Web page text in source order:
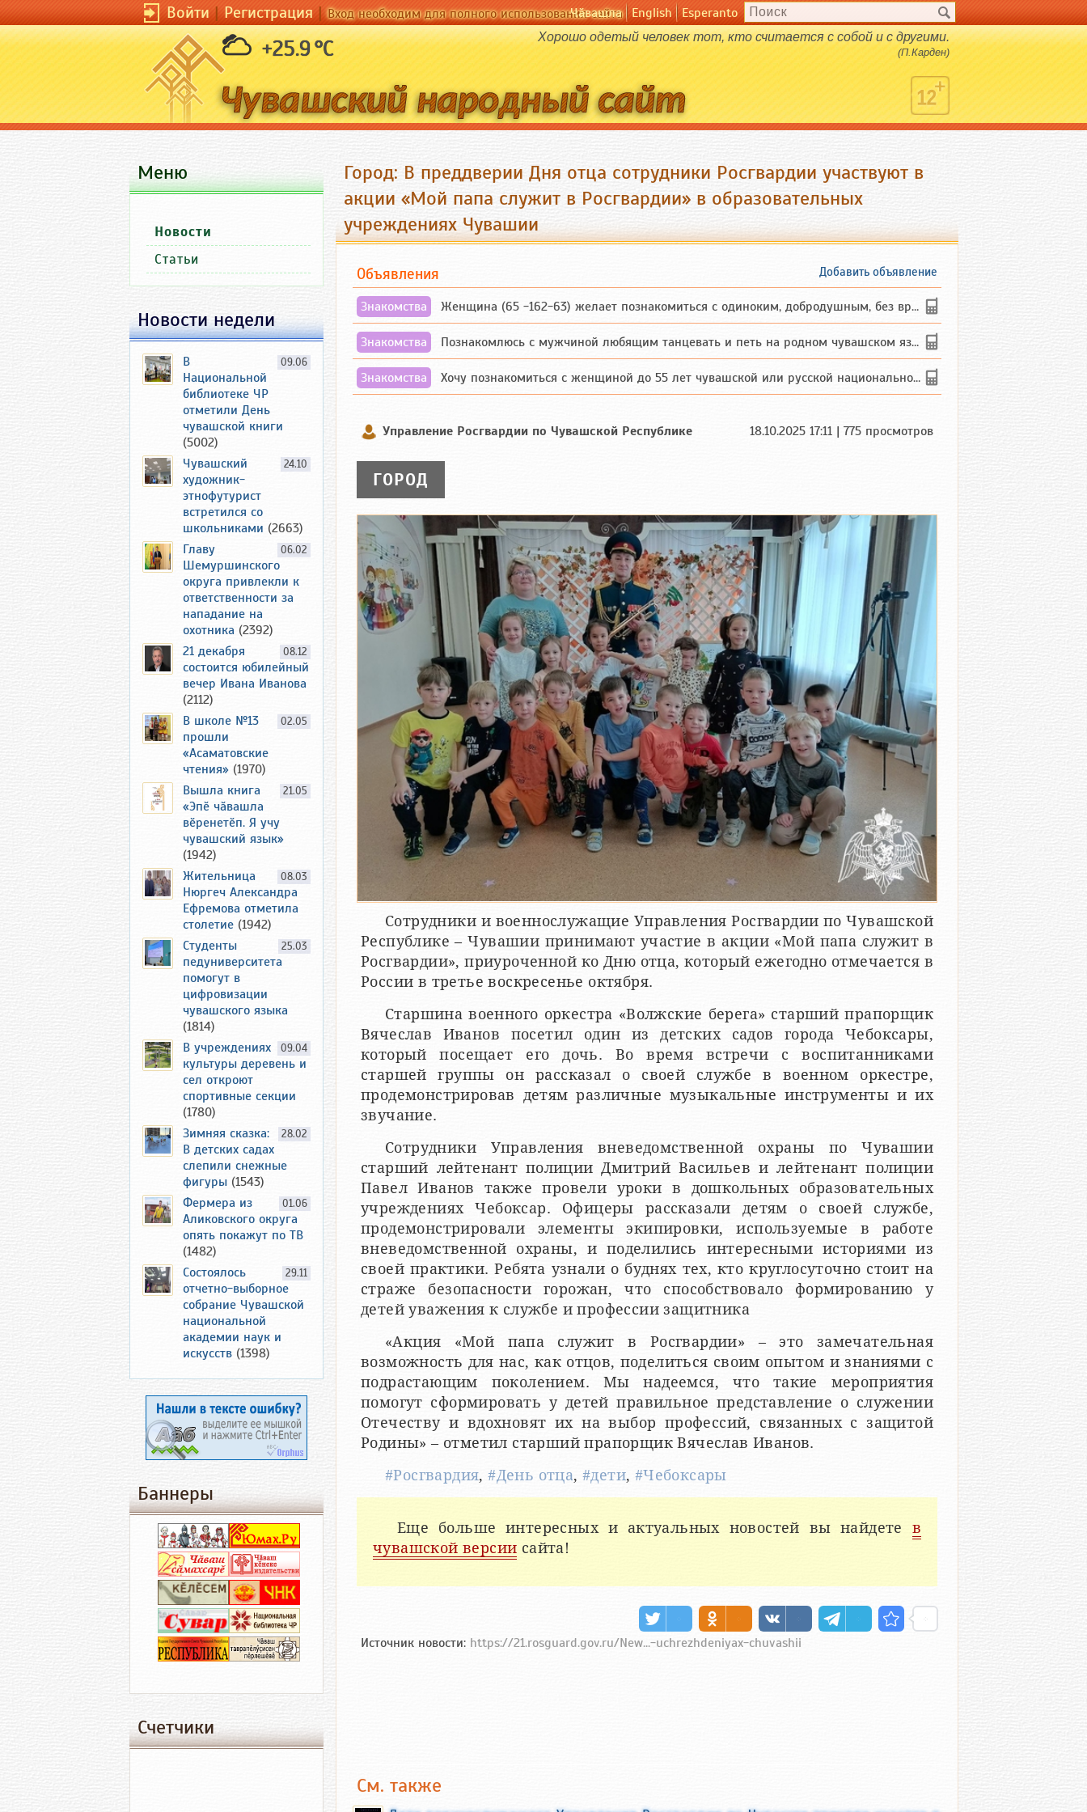
Войти|Регистрация|Вход необходим для полного использования сайта
Чӑвашла English Esperanto
+25.9 °C Хорошо одетый человек тот, кто считается с собой и с другими.
(П.Карден)
Город: В преддверии Дня отца сотрудники Росгвардии участвуют в
акции «Мой папа служит в Росгвардии» в образовательных
учреждениях Чувашии
Добавить объявление
Объявления
Знакомства Женщина (65 -162-63) желает познакомиться с одиноким, добродушным, без вредных ...
Знакомства Познакомлюсь с мужчиной любящим танцевать и петь на родном чувашском языке
Знакомства Хочу познакомиться с женщиной до 55 лет чувашской или русской национальности дл...
Управление Росгвардии по Чувашской Республике 18.10.2025 17:11 | 775 просмотров
ГОРОД
Сотрудники и военнослужащие Управления Росгвардии по Чувашской
Республике – Чувашии принимают участие в акции «Мой папа служит в
Росгвардии», приуроченной ко Дню отца, который ежегодно отмечается в
России в третье воскресенье октября.
Старшина военного оркестра «Волжские берега» старший прапорщик
Вячеслав Иванов посетил один из детских садов города Чебоксары,
который посещает его дочь. Во время встречи с воспитанниками
старшей группы он рассказал о своей службе в военном оркестре,
продемонстрировав детям различные музыкальные инструменты и их
звучание.
Сотрудники Управления вневедомственной охраны по Чувашии
старший лейтенант полиции Дмитрий Васильев и лейтенант полиции
Павел Иванов также провели уроки в дошкольных образовательных
учреждениях Чебоксар. Офицеры рассказали детям о своей службе,
продемонстрировали элементы экипировки, используемые в работе
вневедомственной охраны, и поделились интересными историями из
своей практики. Ребята узнали о буднях тех, кто круглосуточно стоит на
страже безопасности горожан, что способствовало формированию у
детей уважения к службе и профессии защитника
«Акция «Мой папа служит в Росгвардии» – это замечательная
возможность для нас, как отцов, поделиться своим опытом и знаниями с
подрастающим поколением. Мы надеемся, что такие мероприятия
помогут сформировать у детей правильное представление о служении
Отечеству и вдохновят их на выбор профессий, связанных с защитой
Родины» – отметил старший прапорщик Вячеслав Иванов.
#Росгвардия,#День отца,#дети, #Чебоксары
Еще больше интересных и актуальных новостей вы найдете в
чувашской версии сайта!
Источник новости: https://21.rosguard.gov.ru/New...-uchrezhdeniyax-chuvashii
См. также
Меню
Новости
Статьи
Новости недели
09.06
В
Национальной
библиотеке ЧР
отметили День
чувашской книги
(5002)
24.10
Чувашский
художник-
этнофутурист
встретился со
школьниками (2663)
06.02
Главу
Шемуршинского
округа привлекли к
ответственности за
нападание на
охотника (2392)
08.12
21 декабря
состоится юбилейный
вечер Ивана Иванова
(2112)
02.05
В школе №13
прошли
«Асаматовские
чтения» (1970)
21.05
Вышла книга
«Эпӗ чӑвашла
вӗренетӗп. Я учу
чувашский язык»
(1942)
08.03
Жительница
Нюргеч Александра
Ефремова отметила
столетие (1942)
25.03
Студенты
педуниверситета
помогут в
цифровизации
чувашского языка
(1814)
09.04
В учреждениях
культуры деревень и
сел откроют
спортивные секции
(1780)
28.02
Зимняя сказка:
В детских садах
слепили снежные
фигуры (1543)
01.06
Фермера из
Аликовского округа
опять покажут по ТВ
(1482)
29.11
Состоялось
отчетно-выборное
собрание Чувашской
национальной
академии наук и
искусств (1398)
Баннеры
Счетчики